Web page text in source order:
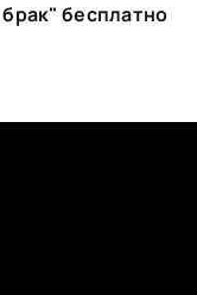
бесплатно